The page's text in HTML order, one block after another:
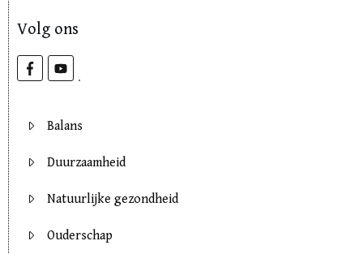
Volg ons
Balans
Duurzaamheid
Natuurlijke gezondheid
Ouderschap